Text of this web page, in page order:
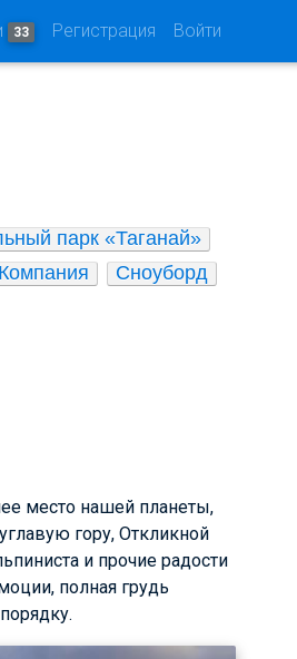
33 Регистрация Войти
парк «Таганай»
Компания
Сноуборд
место нашей планеты,
гору, Откликной
и прочие радости
полная грудь